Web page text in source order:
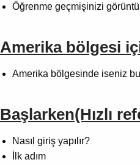
Öğrenme geçmişinizi
Amerika bölgesi
Amerika bölgesinde iseniz bu
Başlarken(Hızlı
Nasıl giriş yapılır?
İlk adım